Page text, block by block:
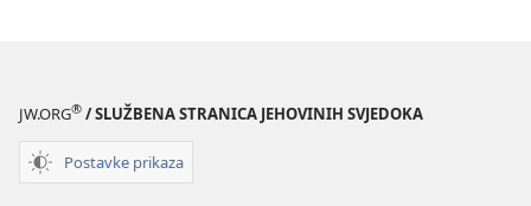
JW.ORG® / SLUŽBENA STRANICA JEHOVINIH SVJEDOKA
Postavke prikaza